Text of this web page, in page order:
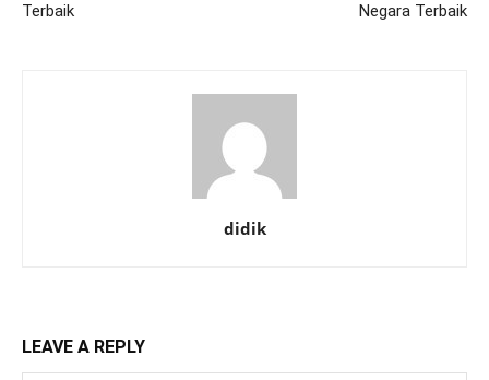
Terbaik
Negara Terbaik
didik
LEAVE A REPLY